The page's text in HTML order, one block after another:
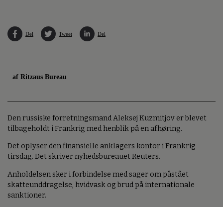
Del Tweet Del
af Ritzaus Bureau
Den russiske forretningsmand Aleksej Kuzmitjov er blevet
tilbageholdt i Frankrig med henblik på en afhøring.
Det oplyser den finansielle anklagers kontor i Frankrig
tirsdag. Det skriver nyhedsbureauet Reuters.
Anholdelsen sker i forbindelse med sager om påstået
skatteunddragelse, hvidvask og brud på internationale
sanktioner.